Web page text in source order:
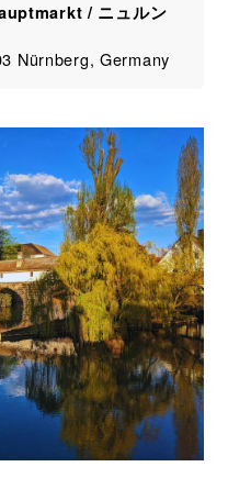
/ ニュルン
Nürnberg, Germany